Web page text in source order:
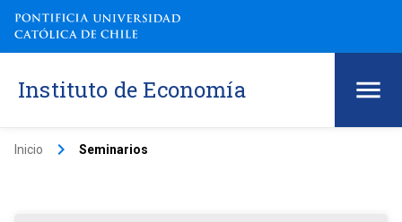
Instituto de Economía
Inicio keyboard_arrow_right Seminarios